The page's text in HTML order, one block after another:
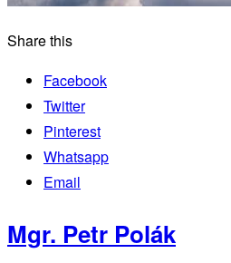
Share this
Facebook
Twitter
Pinterest
Whatsapp
Email
Mgr. Petr Polák